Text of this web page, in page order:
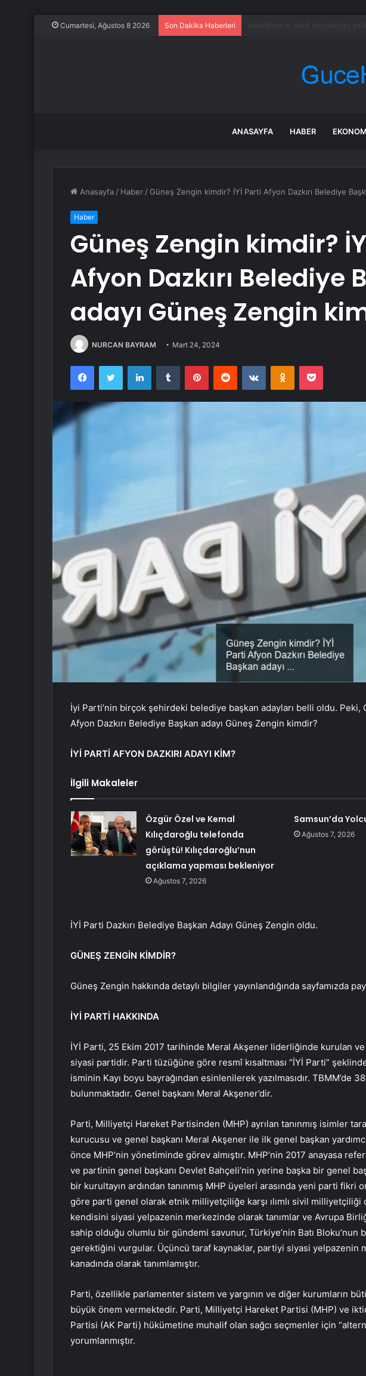
Cumartesi, Ağustos 8 2026 Son Dakika Haberleri
ANASAYFA HABER
Anasayfa / Haber / Güneş Zengin kimdir? İYİ Parti Afyon Dazkırı Belediye
Haber
Güneş Zengin kimdir?
Afyon Dazkırı Belediye
adayı Güneş Zengin
NURCAN BAYRAM Mart 24, 2024
FacebookTwitter LinkedInTumblr PinterestReddit VKontakteOdnoklassniki
Pocket
İyi Parti’nin birçok şehirdeki belediye başkan adayları belli oldu. Peki,
Afyon Dazkırı Belediye Başkan adayı Güneş Zengin kimdir?
İYİ PARTİ AFYON DAZKIRI ADAYI KİM?
İlgili Makaleler
Özgür Özel ve Kemal
Kılıçdaroğlu telefonda
görüştü! Kılıçdaroğlu’nun
açıklama yapması bekleniyor
Ağustos 7, 2026
Samsun’da
Ağustos 7, 2026
İYİ Parti Dazkırı Belediye Başkan Adayı Güneş Zengin oldu.
GÜNEŞ ZENGİN KİMDİR?
Güneş Zengin hakkında detaylı bilgiler yayınlandığında sayfamızda
İYİ PARTİ HAKKINDA
İYİ Parti, 25 Ekim 2017 tarihinde Meral Akşener liderliğinde kurulan
siyasi partidir. Parti tüzüğüne göre resmî kısaltması “İYİ Parti”
isminin Kayı boyu bayrağından esinlenilerek yazılmasıdır. TBMM’de
bulunmaktadır. Genel başkanı Meral Akşener’dir.
Parti, Milliyetçi Hareket Partisinden (MHP) ayrılan tanınmış isimler
kurucusu ve genel başkanı Meral Akşener ile ilk genel başkan
önce MHP’nin yönetiminde görev almıştır. MHP’nin 2017 anayasa
ve partinin genel başkanı Devlet Bahçeli’nin yerine başka bir genel
bir kurultayın ardından tanınmış MHP üyeleri arasında yeni parti fikri
göre parti genel olarak etnik milliyetçiliğe karşı ılımlı sivil
kendisini siyasi yelpazenin merkezinde olarak tanımlar ve Avrupa
sahip olduğu olumlu bir gündemi savunur, Türkiye’nin Batı Bloku’nun
gerektiğini vurgular. Üçüncü taraf kaynaklar, partiyi siyasi yelpazenin
kanadında olarak tanımlamıştır.
Parti, özellikle parlamenter sistem ve yargının ve diğer kurumların
büyük önem vermektedir. Parti, Milliyetçi Hareket Partisi (MHP) ve
Partisi (AK Parti) hükümetine muhalif olan sağcı seçmenler için
yorumlanmıştır.